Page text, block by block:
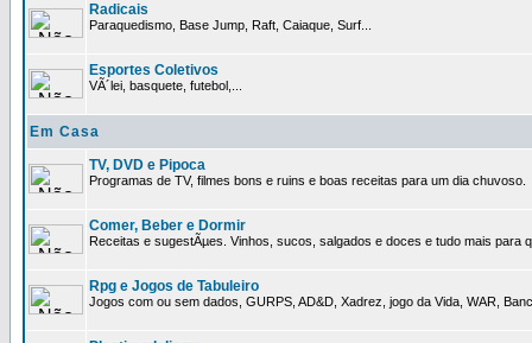
Radicais
Paraquedismo, Base Jump, Raft, Caiaque, Surf...
Esportes Coletivos
VÃ´lei, basquete, futebol,...
Em Casa
TV, DVD e Pipoca
Programas de TV, filmes bons e ruins e boas receitas para um dia chuvoso.
Comer, Beber e Dormir
Receitas e sugestÃµes. Vinhos, sucos, salgados e doces e tudo mais para
Rpg e Jogos de Tabuleiro
Jogos com ou sem dados, GURPS, AD&D, Xadrez, jogo da Vida, WAR,